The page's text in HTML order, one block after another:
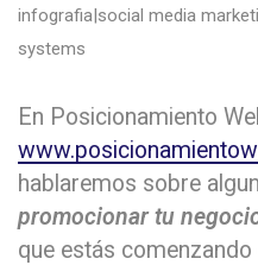
En Posicionamiento
hablaremos sobre
promocionar tu
que estás